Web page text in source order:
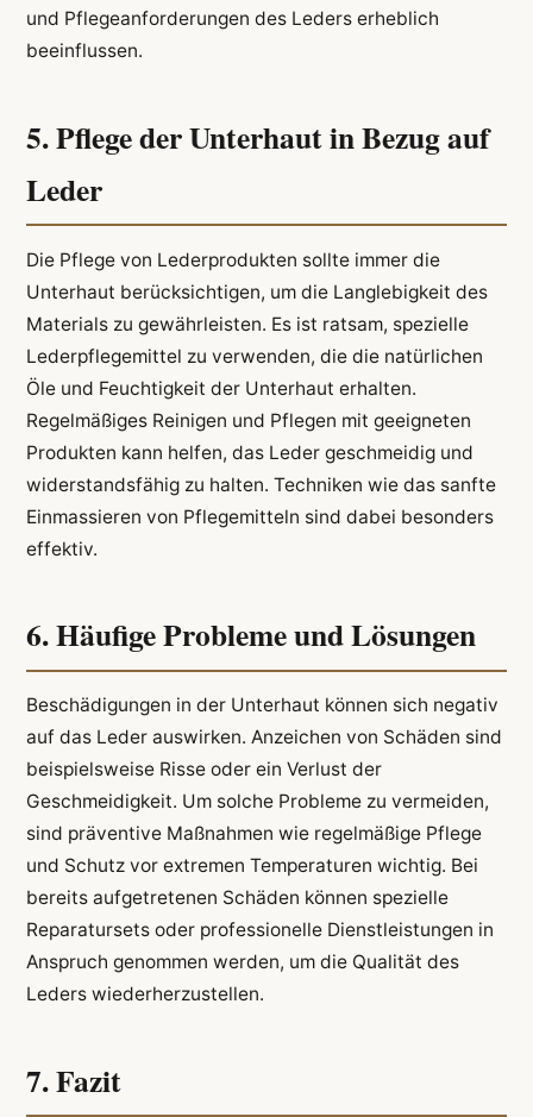
und Pflegeanforderungen des Leders erheblich
beeinflussen.
5. Pflege der Unterhaut in Bezug auf
Leder
Die Pflege von Lederprodukten sollte immer die
Unterhaut berücksichtigen, um die Langlebigkeit des
Materials zu gewährleisten. Es ist ratsam, spezielle
Lederpflegemittel zu verwenden, die die natürlichen
Öle und Feuchtigkeit der Unterhaut erhalten.
Regelmäßiges Reinigen und Pflegen mit geeigneten
Produkten kann helfen, das Leder geschmeidig und
widerstandsfähig zu halten. Techniken wie das sanfte
Einmassieren von Pflegemitteln sind dabei besonders
effektiv.
6. Häufige Probleme und Lösungen
Beschädigungen in der Unterhaut können sich negativ
auf das Leder auswirken. Anzeichen von Schäden sind
beispielsweise Risse oder ein Verlust der
Geschmeidigkeit. Um solche Probleme zu vermeiden,
sind präventive Maßnahmen wie regelmäßige Pflege
und Schutz vor extremen Temperaturen wichtig. Bei
bereits aufgetretenen Schäden können spezielle
Reparatursets oder professionelle Dienstleistungen in
Anspruch genommen werden, um die Qualität des
Leders wiederherzustellen.
7. Fazit